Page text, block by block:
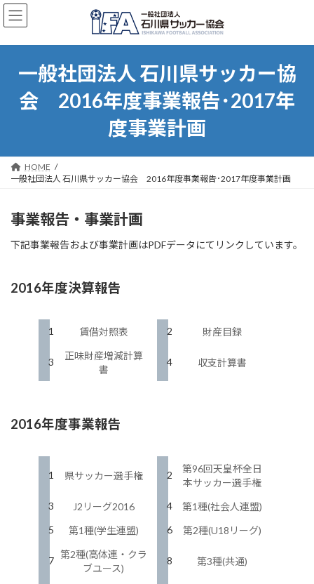
コ
ン
ン
ナ
ビ
ー
一般社団法人 石川県サッカー協
会 2016年度事業報告･2017年
度事業計画
HOME
一般社団法人 石川県サッカー協会 2016年度事業報告･2017年度事業計画
事業報告・事業計画
下記事業報告および事業計画はPDFデータにてリンクしています。
2016年度決算報告
1 賃借対照表 2 財産目録
3
正味財産増減計算
書
4 収支計算書
2016年度事業報告
1 県サッカー選手権 2
第96回天皇杯全日
本サッカー選手権
3
J2リーグ2016 4
第1種(社会人連盟)
5
第1種(学生連盟) 6 第2種(U18リーグ)
7
第2種(高体連・クラ
ブユース)
8 第3種(共通)